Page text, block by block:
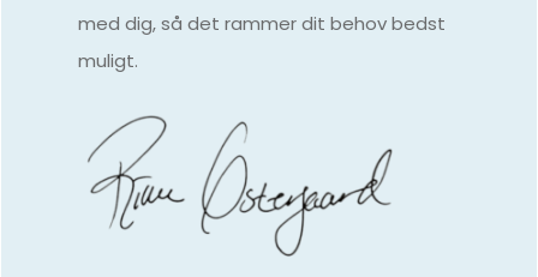
med dig, så det rammer dit behov bedst
muligt.